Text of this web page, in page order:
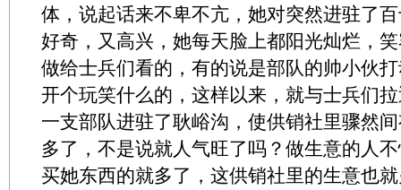
体，说起话来不卑不亢，她对突然进驻了
好奇，又高兴，她每天脸上都阳光灿烂，
做给士兵们看的，有的说是部队的帅小伙
开个玩笑什么的，这样以来，就与士兵们
一支部队进驻了耿峪沟，使供销社里骤然
多了，不是说就人气旺了吗？做生意的人
买她东西的就多了，这供销社里的生意也